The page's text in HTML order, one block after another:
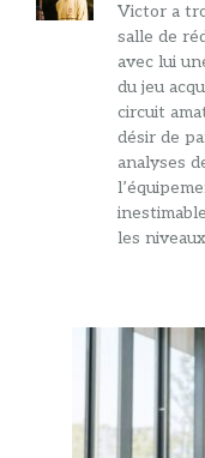
Victor a
salle de
avec lui
du jeu
circuit
désir de
analyses
les